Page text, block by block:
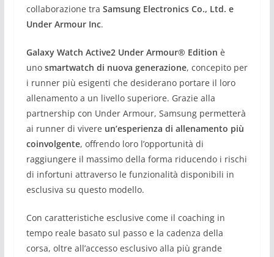
collaborazione tra Samsung Electronics Co., Ltd. e
Under Armour Inc.
Galaxy Watch Active2 Under Armour® Edition è
uno smartwatch di nuova generazione, concepito per
i runner più esigenti che desiderano portare il loro
allenamento a un livello superiore. Grazie alla
partnership con Under Armour, Samsung permetterà
ai runner di vivere un’esperienza di allenamento più
coinvolgente, offrendo loro l’opportunità di
raggiungere il massimo della forma riducendo i rischi
di infortuni attraverso le funzionalità disponibili in
esclusiva su questo modello.
Con caratteristiche esclusive come il coaching in
tempo reale basato sul passo e la cadenza della
corsa, oltre all’accesso esclusivo alla più grande